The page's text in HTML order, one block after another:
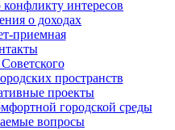
интересов
о доходах
приемная
пространств
проекты
городской среды
вопросы